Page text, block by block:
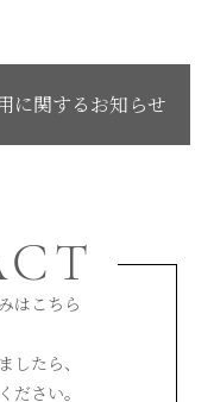
に関するお知らせ
はこちら
したら、
ださい。